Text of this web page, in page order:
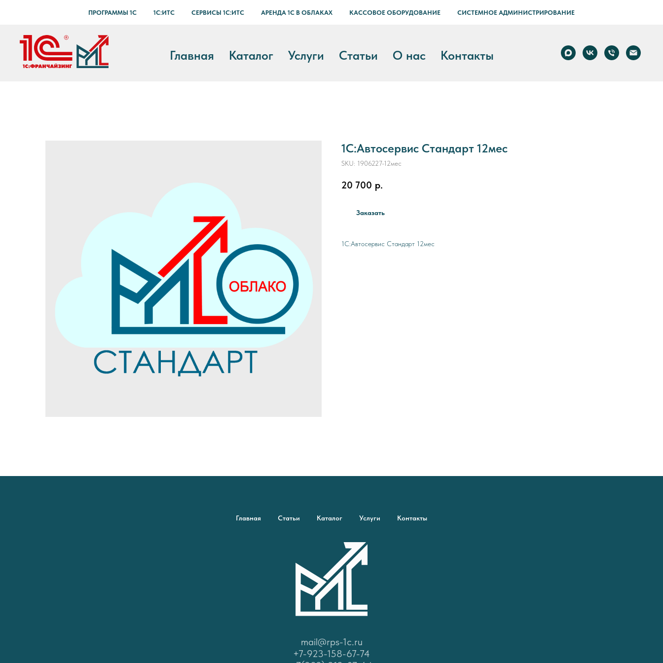
ПРОГРАММЫ 1С 1С:ИТС СЕРВИСЫ 1С:ИТС АРЕНДА 1С В ОБЛАКАХ КАССОВОЕ ОБОРУДОВАНИЕ СИСТЕМНОЕ АДМИНИСТРИРОВАНИЕ
Главная Каталог Услуги Статьи О нас Контакты
1С:Автосервис Стандарт 12мес
SKU: 1906227-12мес
20 700 р.
Заказать
1С:Автосервис Стандарт 12мес
Главная Статьи Каталог Услуги Контакты
mail@rps-1c.ru
+7-923-158-67-74